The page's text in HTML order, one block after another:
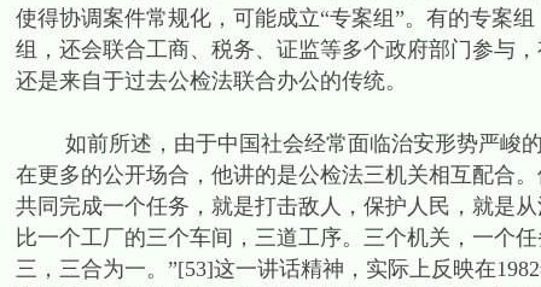
使得协调案件常规化，可能成立“专案组”。有的专案
组，还会联合工商、税务、证监等多个政府部门参与
还是来自于过去公检法联合办公的传统。
如前所述，由于中国社会经常面临治安形势严峻的
在更多的公开场合，他讲的是公检法三机关相互配合
共同完成一个任务，就是打击敌人，保护人民，就是
比一个工厂的三个车间，三道工序。三个机关，一个
三，三合为一。”[53]这一讲话精神，实际上反映在